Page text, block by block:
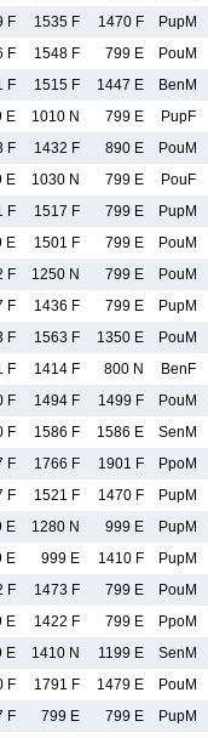
F 1535 F 1470 F PupM
F 1548 F 799 E PouM
F 1515 F 1447 E BenM
E 1010 N 799 E PupF
F 1432 F 890 E PouM
E 1030 N 799 E PouF
F 1517 F 799 E PupM
E 1501 F 799 E PouM
F 1250 N 799 E PouM
F 1436 F 799 E PupM
F 1563 F 1350 E PouM
F 1414 F 800 N BenF
F 1494 F 1499 F PouM
F 1586 F 1586 E SenM
F 1766 F 1901 F PpoM
F 1521 F 1470 F PupM
E 1280 N 999 E PupM
E 999 E 1410 F PupM
F 1473 F 799 E PouM
E 1422 F 799 E PpoM
E 1410 N 1199 E SenM
F 1791 F 1479 E PouM
F 799 E 799 E PupM